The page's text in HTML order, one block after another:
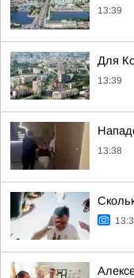
13:39
Для
13:39
13:38